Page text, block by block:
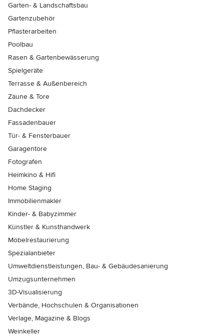
Garten- & Landschaftsbau
Gartenzubehör
Pflasterarbeiten
Poolbau
Rasen & Gartenbewässerung
Spielgeräte
Terrasse & Außenbereich
Zäune & Tore
Dachdecker
Fassadenbauer
Tür- & Fensterbauer
Garagentore
Fotografen
Heimkino & Hifi
Home Staging
Immobilienmakler
Kinder- & Babyzimmer
Künstler & Kunsthandwerk
Möbelrestaurierung
Spezialanbieter
Umweltdienstleistungen, Bau- & Gebäudesanierung
Umzugsunternehmen
3D-Visualisierung
Verbände, Hochschulen & Organisationen
Verlage, Magazine & Blogs
Weinkeller